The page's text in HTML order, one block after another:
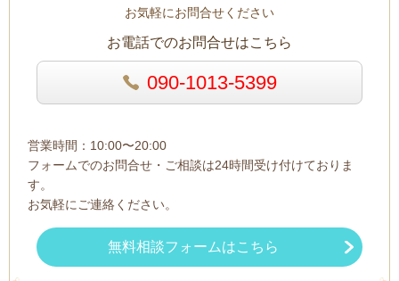
お気軽にお問合せください
お電話でのお問合せはこちら
090-1013-5399
営業時間：10:00〜20:00
フォームでのお問合せ・ご相談は24時間受け付けておりま
す。
お気軽にご連絡ください。
無料相談フォームはこちら